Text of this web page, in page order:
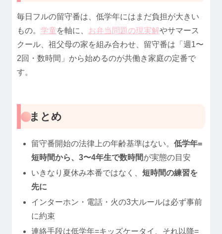
毎日フルの留守番は、低学年にはまだ負担が大きい
もの。 学童を軸に、 お弁当問題の現実解やサマース
クール、祖父母の家を組み合わせ、留守番は「週1〜
2回・数時間」から始めるのが共働き家庭の定番で
す。
まとめ
留守番開始の法律上の年齢基準はない。低学年=
短時間から、3〜4年生で数時間が実態の目安
いきなり夏休み本番ではなく、短時間の練習を
先に
インターホン・電話・火の3大ルールは必ず事前
に約束
連絡手段は低学年=キッズケータイ、それ以降=